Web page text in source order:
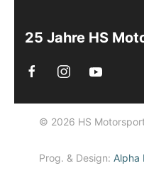
25 Jahre HS
© 2026 HS
Prog. & Design: Alpha